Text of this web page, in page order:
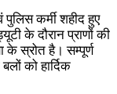
पुलिस कर्मी शहीद हुए
के दौरान प्राणों की
के स्रोत है। सम्पूर्ण
को हार्दिक